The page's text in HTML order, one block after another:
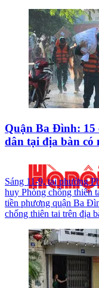
Quận Ba Đình: 15
dân tại địa bàn có
Sáng 11-9, tại phường
huy Phòng chống thiên
tiền phương quận Ba
chống thiên tai trên địa